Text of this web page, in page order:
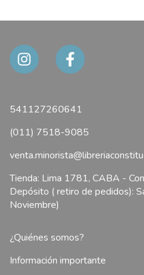
541127260641
(011) 7518-9085
Tienda: Lima 1781, CABA -
Depósito ( retiro de pedidos):
Noviembre)
¿Quiénes somos?
Información importante